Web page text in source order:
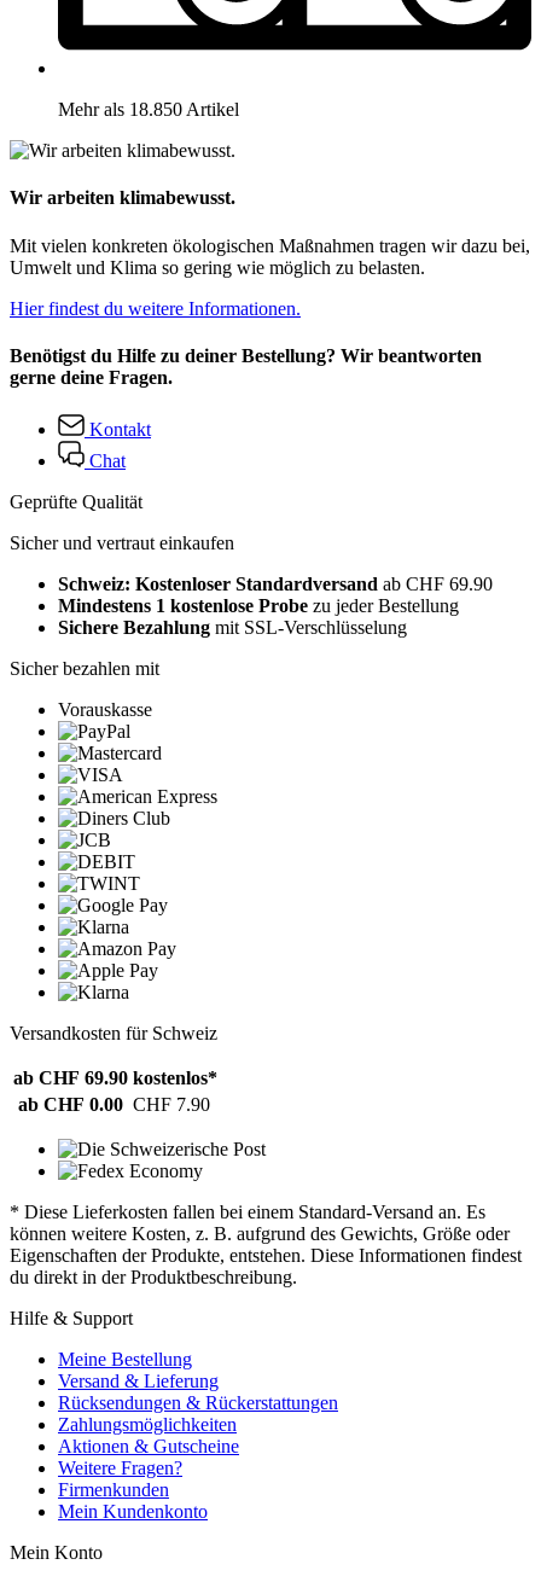
Mehr als 18.850 Artikel
Wir arbeiten klimabewusst.
Mit vielen konkreten ökologischen Maßnahmen tragen wir dazu bei,
Umwelt und Klima so gering wie möglich zu belasten.
Hier findest du weitere Informationen.
Benötigst du Hilfe zu deiner Bestellung? Wir beantworten
gerne deine Fragen.
Kontakt
Chat
Geprüfte Qualität
Sicher und vertraut einkaufen
Schweiz: Kostenloser Standardversand ab CHF 69.90
Mindestens 1 kostenlose Probe zu jeder Bestellung
Sichere Bezahlung mit SSL-Verschlüsselung
Sicher bezahlen mit
Vorauskasse
Versandkosten für Schweiz
ab CHF 69.90 kostenlos*
ab CHF 0.00 CHF 7.90
* Diese Lieferkosten fallen bei einem Standard-Versand an. Es
können weitere Kosten, z. B. aufgrund des Gewichts, Größe oder
Eigenschaften der Produkte, entstehen. Diese Informationen findest
du direkt in der Produktbeschreibung.
Hilfe & Support
Meine Bestellung
Versand & Lieferung
Rücksendungen & Rückerstattungen
Zahlungsmöglichkeiten
Aktionen & Gutscheine
Weitere Fragen?
Firmenkunden
Mein Kundenkonto
Mein Konto